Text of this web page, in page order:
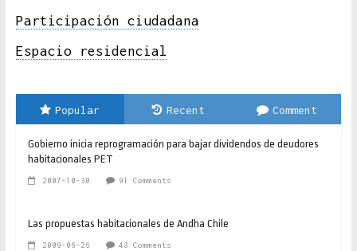
Participación ciudadana
Espacio residencial
Popular Recent Comment
Gobierno inicia reprogramación para bajar dividendos de deudores
habitacionales PET
2007-10-30 91 Comments
Las propuestas habitacionales de Andha Chile
2009-06-26 48 Comments